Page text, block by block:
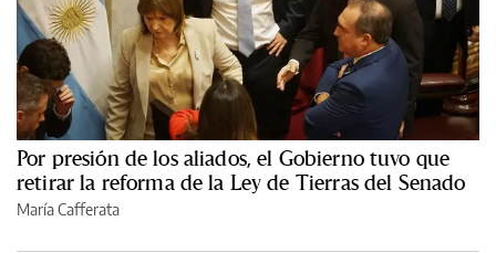
Por presión de los aliados, el Gobierno tuvo que
retirar la reforma de la Ley de Tierras del Senado
María Cafferata